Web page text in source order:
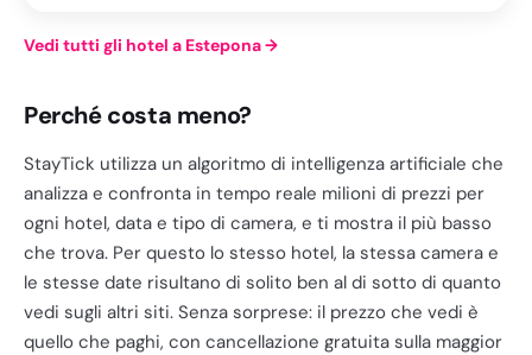
Vedi tutti gli hotel a Estepona→
Perché costa meno?
StayTick utilizza un algoritmo di intelligenza artificiale che
analizza e confronta in tempo reale milioni di prezzi per
ogni hotel, data e tipo di camera, e ti mostra il più basso
che trova. Per questo lo stesso hotel, la stessa camera e
le stesse date risultano di solito ben al di sotto di quanto
vedi sugli altri siti. Senza sorprese: il prezzo che vedi è
quello che paghi, con cancellazione gratuita sulla maggior